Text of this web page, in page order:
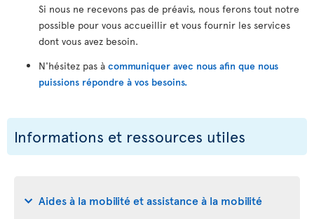
Si nous ne recevons pas de préavis, nous ferons tout notre
possible pour vous accueillir et vous fournir les services
dont vous avez besoin.
N'hésitez pas à communiquer avec nous afin que nous
puissions répondre à vos besoins.
Informations et ressources utiles
Aides à la mobilité et assistance à la mobilité